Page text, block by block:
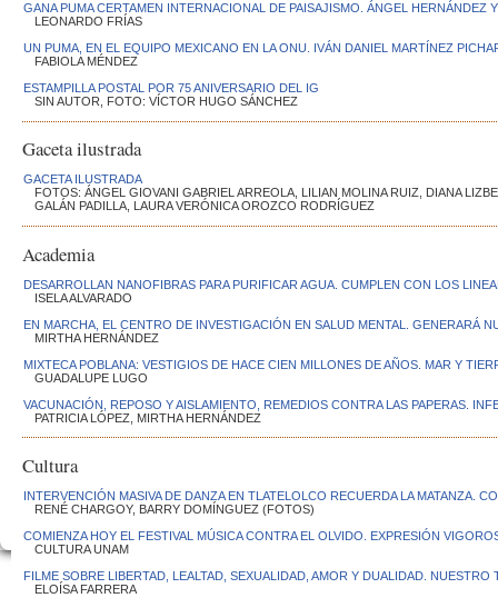
GANA PUMA CERTAMEN INTERNACIONAL DE PAISAJISMO. ÁNGEL HERNÁNDEZ
LEONARDO FRÍAS
UN PUMA, EN EL EQUIPO MEXICANO EN LA ONU. IVÁN DANIEL MARTÍNEZ
FABIOLA MÉNDEZ
ESTAMPILLA POSTAL POR 75 ANIVERSARIO DEL IG
SIN AUTOR, FOTO: VÍCTOR HUGO SÁNCHEZ
Gaceta ilustrada
GACETA ILUSTRADA
FOTOS: ÁNGEL GIOVANI GABRIEL ARREOLA, LILIAN MOLINA RUIZ, DIANA
GALÁN PADILLA, LAURA VERÓNICA OROZCO RODRÍGUEZ
Academia
DESARROLLAN NANOFIBRAS PARA PURIFICAR AGUA. CUMPLEN CON LOS
ISELA ALVARADO
EN MARCHA, EL CENTRO DE INVESTIGACIÓN EN SALUD MENTAL. GENERARÁ
MIRTHA HERNÁNDEZ
MIXTECA POBLANA: VESTIGIOS DE HACE CIEN MILLONES DE AÑOS. MAR Y
GUADALUPE LUGO
VACUNACIÓN, REPOSO Y AISLAMIENTO, REMEDIOS CONTRA LAS PAPERAS.
PATRICIA LÓPEZ, MIRTHA HERNÁNDEZ
Cultura
INTERVENCIÓN MASIVA DE DANZA EN TLATELOLCO RECUERDA LA MATANZA.
RENÉ CHARGOY, BARRY DOMÍNGUEZ (FOTOS)
COMIENZA HOY EL FESTIVAL MÚSICA CONTRA EL OLVIDO. EXPRESIÓN
CULTURA UNAM
FILME SOBRE LIBERTAD, LEALTAD, SEXUALIDAD, AMOR Y DUALIDAD.
ELOÍSA FARRERA